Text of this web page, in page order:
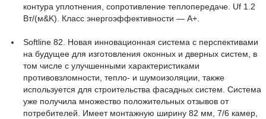
контура уплотнения, сопротивление теплопередаче. Uf 1.2
Вт/(м&K). Класс энергоэффективности — А+.
Softline 82. Новая инновационная система с перспективами
на будущее для изготовления оконных и дверных систем, в
том числе с улучшенными характеристиками
противовзломности, тепло- и шумоизоляции, также
используется для строительства фасадных систем. Система
уже получила множество положительных отзывов от
потребителей. Имеет монтажную ширину 82 мм, 7/6 камер,